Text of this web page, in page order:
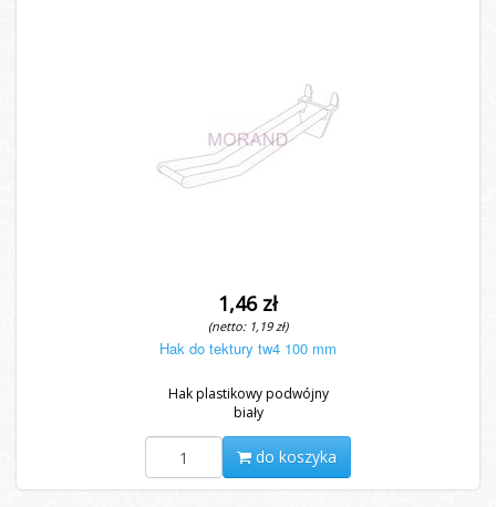
1,46 zł
(netto: 1,19 zł)
Hak do tektury tw4 100 mm
Hak plastikowy podwójny
biały
do koszyka